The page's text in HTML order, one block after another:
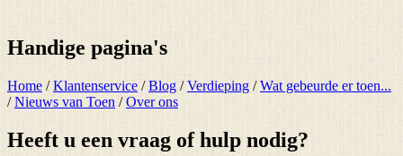
Handige pagina's
Home /Klantenservice /Blog /Verdieping /Wat gebeurde er toen...
/Nieuws van Toen /Over ons
Heeft u een vraag of hulp nodig?